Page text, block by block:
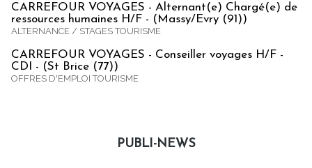
CARREFOUR VOYAGES - Alternant(e) Chargé(e) de
ressources humaines H/F - (Massy/Evry (91))
ALTERNANCE / STAGES TOURISME
CARREFOUR VOYAGES - Conseiller voyages H/F -
CDI - (St Brice (77))
OFFRES D'EMPLOI TOURISME
PUBLI-NEWS